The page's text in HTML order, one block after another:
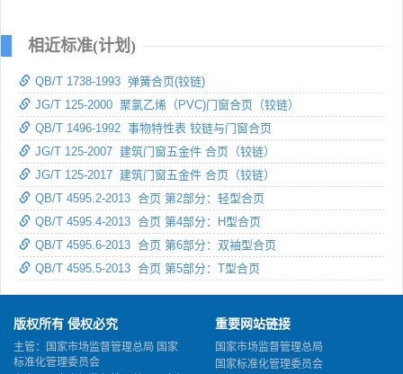
相近标准(计划)
QB/T 1738-1993 弹簧合页(铰链)
JG/T 125-2000 聚氯乙烯（PVC)门窗合页（铰链）
QB/T 1496-1992 事物特性表 铰链与门窗合页
JG/T 125-2007 建筑门窗五金件 合页（铰链）
JG/T 125-2017 建筑门窗五金件 合页（铰链）
QB/T 4595.2-2013 合页 第2部分：轻型合页
QB/T 4595.4-2013 合页 第4部分：H型合页
QB/T 4595.6-2013 合页 第6部分：双袖型合页
QB/T 4595.5-2013 合页 第5部分：T型合页
版权所有 侵权必究
主管：国家市场监督管理总局 国家
标准化管理委员会
重要网站链接
国家市场监督管理总局
国家标准化管理委员会